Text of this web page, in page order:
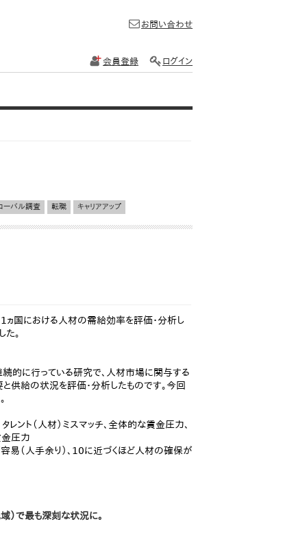
お問い合わせ
会員登録 ログイン
ーバル調査 転職 キャリアアップ
31ヵ国における人材の需給効率を評価・分析し
。
続的に行っている研究で、人材市場に関与する
供給の状況を評価・分析したものです。今回
ント（人材）ミスマッチ、全体的な賃金圧力、
金圧力
（人手余り）、10に近づくほど人材の確保が
）で最も深刻な状況に。